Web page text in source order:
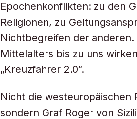
Epochenkonflikten: zu den
Religionen, zu
Nichtbegreifen der
Mittelalters bis zu uns
„Kreuzfahrer 2.0“.
Nicht die westeuropäischen
sondern Graf Roger von